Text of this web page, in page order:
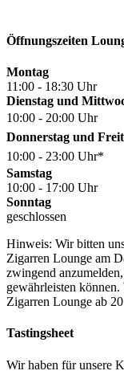
Öffnungszeiten
Montag
11:00 - 18:30 Uhr
Dienstag und
10:00 - 20:00 Uhr
Donnerstag und
10:00 - 23:00 Uhr*
Samstag
10:00 - 17:00 Uhr
Sonntag
geschlossen
Hinweis: Wir bitten
Zigarren Lounge am
zwingend
gewährleisten
Zigarren Lounge ab
Tastingsheet
Wir haben für unsere